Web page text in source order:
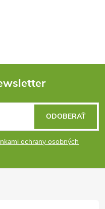
ochrany osobných
ODOBERAŤ